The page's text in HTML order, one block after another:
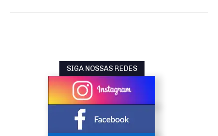
SIGA NOSSAS REDES